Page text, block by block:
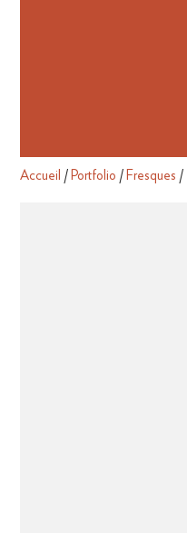
Accueil / Portfolio / Fresques /